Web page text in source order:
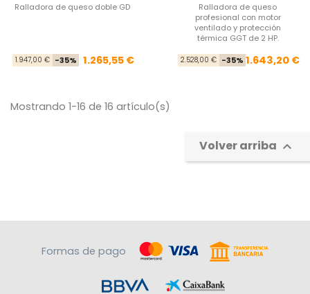
Ralladora de queso doble GD
Precio base
1.947,00 € -35% Precio
1.265,55 €
Ralladora de queso
profesional con motor
ventilado y protección
térmica GGT de 2 HP.
2.528,00 € -35% 1.643,20 €
Mostrando 1-16 de 16 artículo(s)
Volver arriba 
Formas de pago